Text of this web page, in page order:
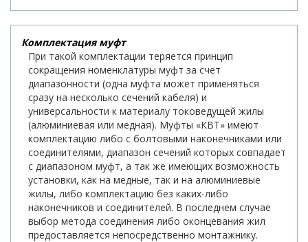
Комплектация муфт
При такой комплектации теряется принцип
сокращения номенклатуры муфт за счет
диапазонности (одна муфта может применяться
сразу на несколько сечений кабеля) и
универсальности к материалу токоведущей жилы
(алюминиевая или медная). Муфты «КВТ» имеют
комплектацию либо с болтовыми наконечниками или
соединителями, диапазон сечений которых совпадает
с диапазоном муфт, а так же имеющих возможность
установки, как на медные, так и на алюминиевые
жилы, либо комплектацию без каких-либо
наконечников и соединителей. В последнем случае
выбор метода соединения либо оконцевания жил
предоставляется непосредственно монтажнику.